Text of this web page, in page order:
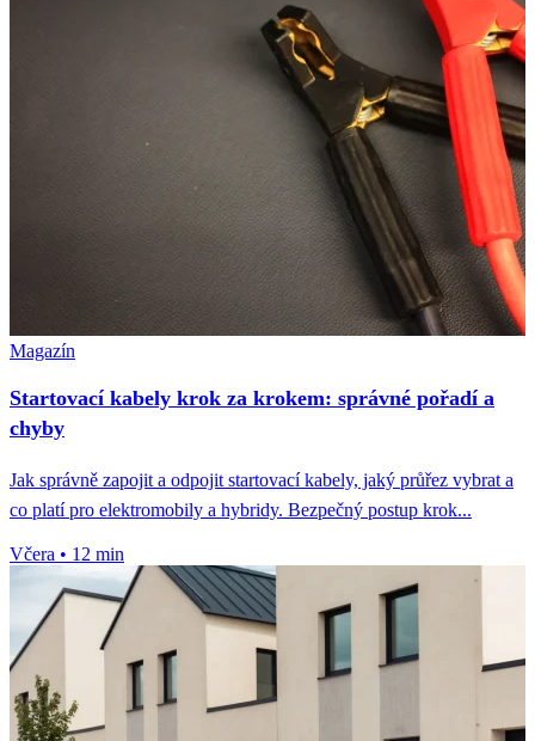
Magazín
Startovací kabely krok za krokem: správné pořadí a
chyby
Jak správně zapojit a odpojit startovací kabely, jaký průřez vybrat a
co platí pro elektromobily a hybridy. Bezpečný postup krok...
Včera • 12 min